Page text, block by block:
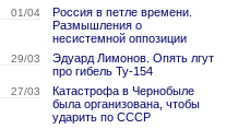
01/04
Россия в петле времени.
Размышления о
несистемной оппозиции
29/03
Эдуард Лимонов. Опять лгут
про гибель Ту-154
27/03
Катастрофа в Чернобыле
была организована, чтобы
ударить по СССР